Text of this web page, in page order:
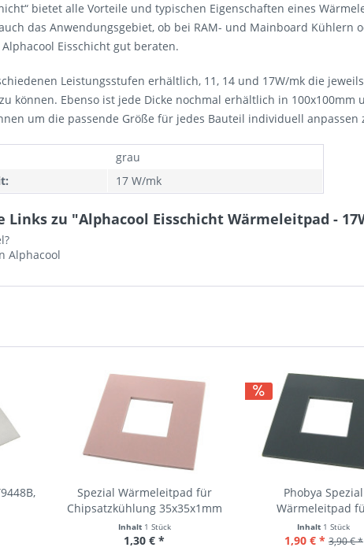
bietet alle Vorteile und typischen Eigenschaften eines
das Anwendungsgebiet, ob bei RAM- und Mainboard
Eisschicht gut beraten.
Leistungsstufen erhältlich, 11, 14 und 17W/mk die
können. Ebenso ist jede Dicke nochmal erhältlich in
um die passende Größe für jedes Bauteil individuell anpassen
grau
17 W/mk
zu "Alphacool Eisschicht Wärmeleitpad -
Alphacool
Spezial Wärmeleitpad für
Chipsatzkühlung 35x35x1mm
Inhalt 1 Stück
1,30 € *
Phobya Spezial
Wärmeleitpad
Inhalt 1 Stück
1,90 € * 3,90 € *